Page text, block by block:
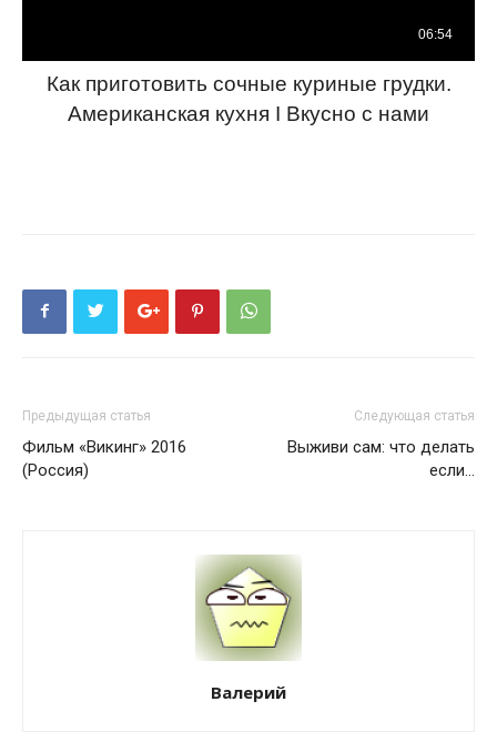
Как приготовить сочные куриные грудки.
Американская кухня I Вкусно с нами
Предыдущая статья
Фильм «Викинг» 2016
(Россия)
Следующая статья
Выживи сам: что делать
если...
Валерий